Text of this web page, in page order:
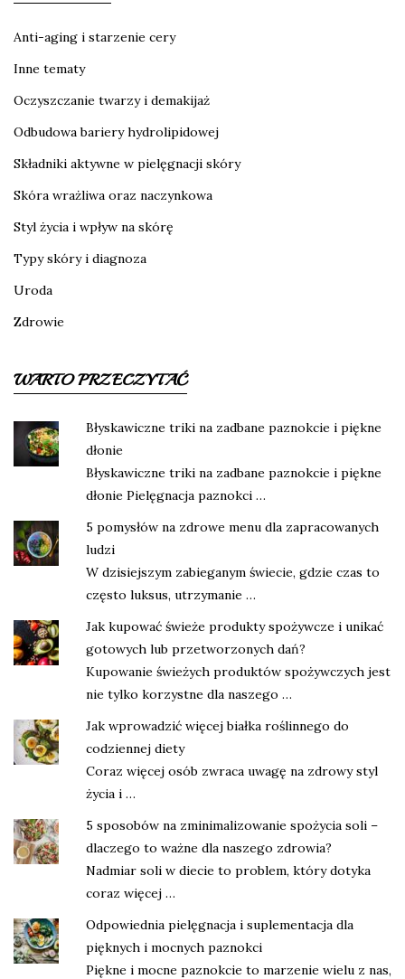
Anti-aging i starzenie cery
Inne tematy
Oczyszczanie twarzy i demakijaż
Odbudowa bariery hydrolipidowej
Składniki aktywne w pielęgnacji skóry
Skóra wrażliwa oraz naczynkowa
Styl życia i wpływ na skórę
Typy skóry i diagnoza
Uroda
Zdrowie
WARTO PRZECZYTAĆ
Błyskawiczne triki na zadbane paznokcie i piękne
dłonie
Błyskawiczne triki na zadbane paznokcie i piękne
dłonie Pielęgnacja paznokci …
5 pomysłów na zdrowe menu dla zapracowanych
ludzi
W dzisiejszym zabieganym świecie, gdzie czas to
często luksus, utrzymanie …
Jak kupować świeże produkty spożywcze i unikać
gotowych lub przetworzonych dań?
Kupowanie świeżych produktów spożywczych jest
nie tylko korzystne dla naszego …
Jak wprowadzić więcej białka roślinnego do
codziennej diety
Coraz więcej osób zwraca uwagę na zdrowy styl
życia i …
5 sposobów na zminimalizowanie spożycia soli –
dlaczego to ważne dla naszego zdrowia?
Nadmiar soli w diecie to problem, który dotyka
coraz więcej …
Odpowiednia pielęgnacja i suplementacja dla
pięknych i mocnych paznokci
Piękne i mocne paznokcie to marzenie wielu z nas,